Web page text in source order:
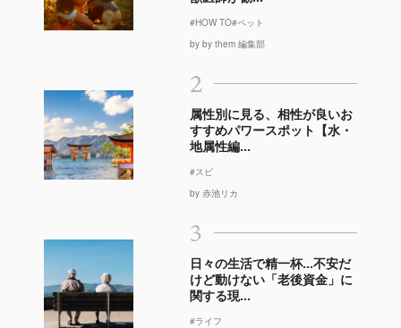
#HOW TO#ペット
by by them 編集部
2
属性別に見る、相性が良いお
すすめパワースポット【水・
地属性編...
#スピ
by 赤池リカ
3
日々の生活で精一杯…不安だ
けど動けない「老後資金」に
関する現...
#ライフ